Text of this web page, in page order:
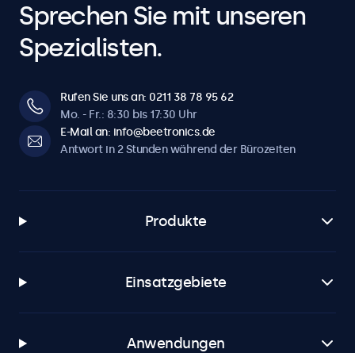
Sprechen Sie mit unseren
Spezialisten.
Rufen Sie uns an: 0211 38 78 95 62
Mo. - Fr.: 8:30 bis 17:30 Uhr
E-Mail an: info@beetronics.de
Antwort in 2 Stunden während der Bürozeiten
Produkte
Einsatzgebiete
Anwendungen